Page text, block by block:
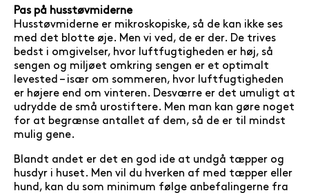
Pas på husstøvmiderne
Husstøvmiderne er mikroskopiske, så de kan ikke ses
med det blotte øje. Men vi ved, de er der. De trives
bedst i omgivelser, hvor luftfugtigheden er høj, så
sengen og miljøet omkring sengen er et opti­malt
levested – især om sommeren, hvor luftfugtigheden
er højere end om vinteren. Des­vær­re er det umuligt at
udrydde de små urostiftere. Men man kan gøre noget
for at begrænse antallet af dem, så de er til mindst
mulig gene.
Blandt andet er det en god ide at undgå tæpper og
husdyr i huset. Men vil du hverken af med tæpper eller
hund, kan du som minimum følge anbefalingerne fra